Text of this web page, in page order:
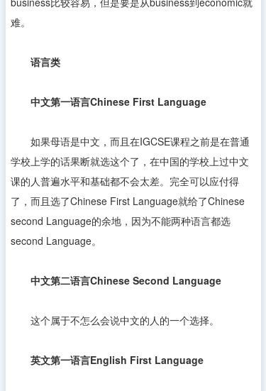
难。
语言类
中文第一语言Chinese First Language
如果母语是中文，而且在IGCSE课程之前是在普通
学校上学的话果断就选这个了，在中国的学校上过中文
课的人普遍水平和基础都不会太差。完全可以应付得
了，而且选了Chinese First Language就给了Chinese
second Language的余地，因为不能两种语言都选
second Language。
中文第二语言Chinese Second Language
这个属于不怎么会说中文的人的一个选择。
英文第一语言English First Language